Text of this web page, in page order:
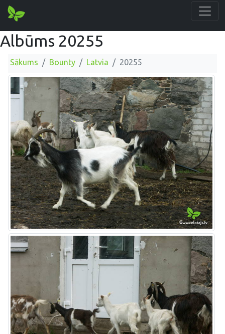
Albūms 20255
Sākums Bounty Latvia 20255